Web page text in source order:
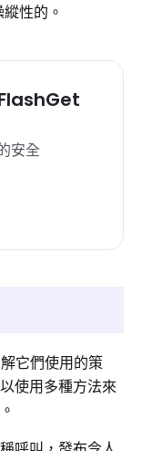
性的。
安全
它們使用的策
使用多種方法來